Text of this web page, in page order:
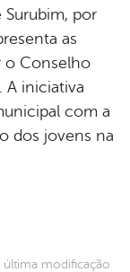
por
as
o Conselho
A iniciativa
com a
dos jovens na
modificação